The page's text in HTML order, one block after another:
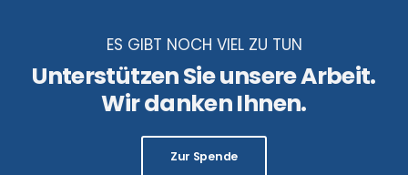
ES GIBT NOCH VIEL ZU TUN
Unterstützen Sie unsere Arbeit.
Wir danken Ihnen.
Zur Spende